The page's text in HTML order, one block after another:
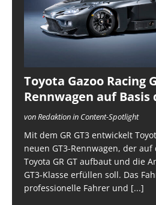
Toyota Gazoo Racing
Rennwagen auf Basis
von Redaktion in Content-Spotlight
Mit dem GR GT3 entwickelt
neuen GT3-Rennwagen, der
Toyota GR GT aufbaut und die
GT3-Klasse erfüllen soll. Das
professionelle Fahrer und [...]